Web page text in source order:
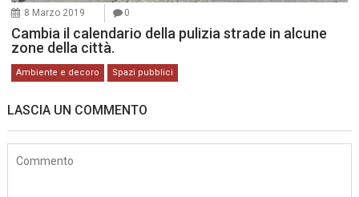
8 Marzo 2019 0
Cambia il calendario della pulizia strade in alcune
zone della città.
Ambiente e decoro Spazi pubblici
LASCIA UN COMMENTO